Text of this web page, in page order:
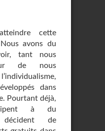
cette
avons du
tant nous
de nous
dans
Pourtant déjà,
à du
de